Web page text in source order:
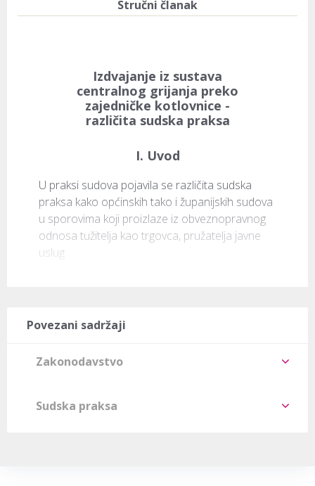
Stručni članak
Izdvajanje iz sustava
centralnog grijanja preko
zajedničke kotlovnice -
različita sudska praksa
I. Uvod
U praksi sudova pojavila se različita sudska
praksa kako općinskih tako i županijskih sudova
u sporovima koji proizlaze iz obveznopravnog
odnosa tužitelja kao trgovca, pružatelja javne
uslug
Povezani sadržaji
Zakonodavstvo
Sudska praksa